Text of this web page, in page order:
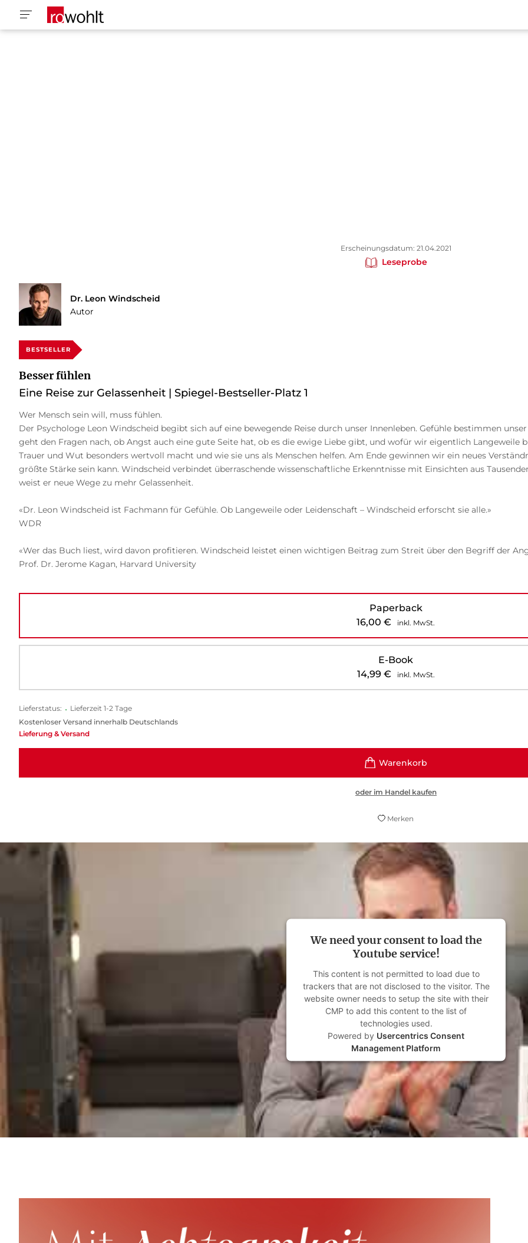
Erscheinungsdatum: 21.04.2021
Leseprobe
Dr. Leon Windscheid
Autor
BESTSELLER
Besser fühlen
Eine Reise zur Gelassenheit | Spiegel-Bestseller-Platz 1
Wer Mensch sein will, muss fühlen.
Der Psychologe Leon Windscheid begibt sich auf eine bewegende Reise durch unser Innenleben. Gefühle bestimmen
geht den Fragen nach, ob Angst auch eine gute Seite hat, ob es die ewige Liebe gibt, und wofür wir eigentlich Langeweile
Trauer und Wut besonders wertvoll macht und wie sie uns als Menschen helfen. Am Ende gewinnen wir ein neues
größte Stärke sein kann. Windscheid verbindet überraschende wissenschaftliche Erkenntnisse mit Einsichten aus
weist er neue Wege zu mehr Gelassenheit.
«Dr. Leon Windscheid ist Fachmann für Gefühle. Ob Langeweile oder Leidenschaft – Windscheid erforscht sie alle.»
WDR
«Wer das Buch liest, wird davon profitieren. Windscheid leistet einen wichtigen Beitrag zum Streit über den Begriff der
Prof. Dr. Jerome Kagan, Harvard University
Paperback
16,00€ inkl. MwSt.
E-Book
14,99 € inkl. MwSt.
Lieferstatus: • Lieferzeit 1-2 Tage
Kostenloser Versand innerhalb Deutschlands
Lieferung & Versand
oder im Handel kaufen
Merken
We need your consent to load the
Youtube service!
This content is not permitted to load due to
trackers that are not disclosed to the visitor. The
website owner needs to setup the site with their
CMP to add this content to the list of
technologies used.
Powered by Usercentrics Consent
Management Platform